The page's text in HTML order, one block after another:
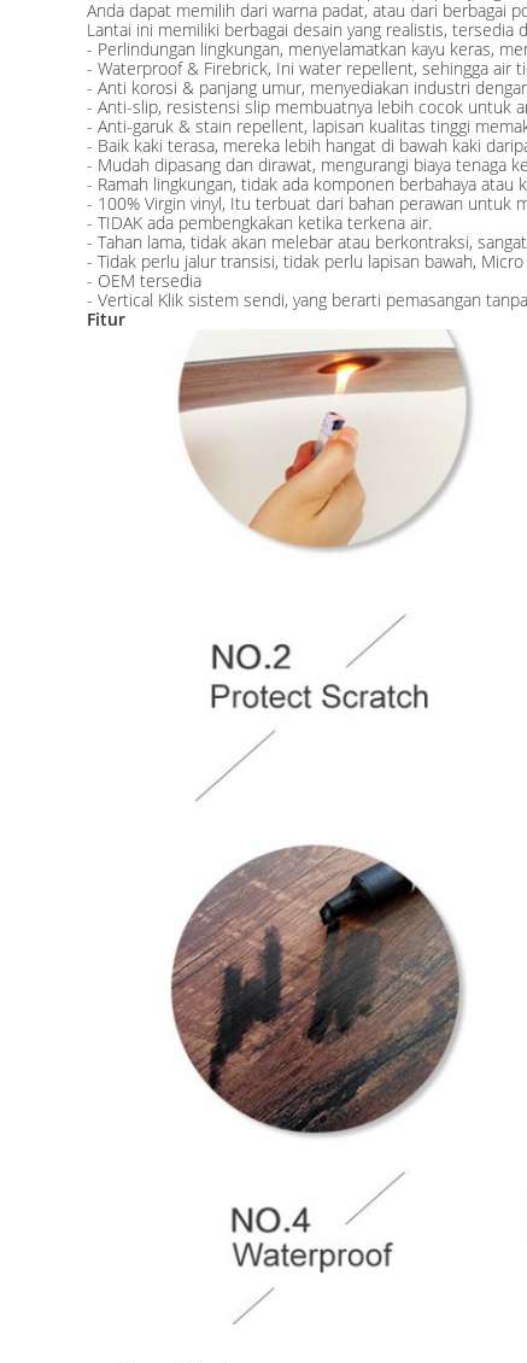
Anda dapat memilih dari warna padat, atau dari berbagai
Lantai ini memiliki berbagai desain yang realistis,
- Perlindungan lingkungan, menyelamatkan kayu keras,
- Waterproof & Firebrick, Ini water repellent, sehingga air
- Anti korosi & panjang umur, menyediakan industri
- Anti-slip, resistensi slip membuatnya lebih cocok untuk
- Anti-garuk & stain repellent, lapisan kualitas tinggi
- Baik kaki terasa, mereka lebih hangat di bawah kaki
- Mudah dipasang dan dirawat, mengurangi biaya tenaga
- Ramah lingkungan, tidak ada komponen berbahaya atau
- 100% Virgin vinyl, Itu terbuat dari bahan perawan untuk
- TIDAK ada pembengkakan ketika terkena air.
- Tahan lama, tidak akan melebar atau berkontraksi,
- Tidak perlu jalur transisi, tidak perlu lapisan bawah,
- OEM tersedia
- Vertical Klik sistem sendi, yang berarti pemasangan
Fitur